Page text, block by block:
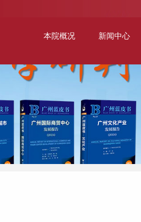
本院概况 新闻中心